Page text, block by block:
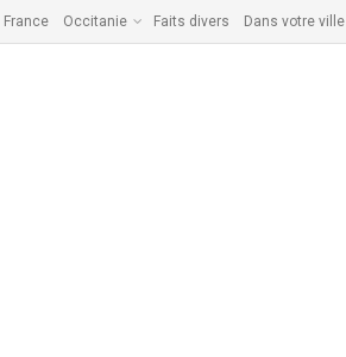
France Occitanie Faits divers Dans votre ville